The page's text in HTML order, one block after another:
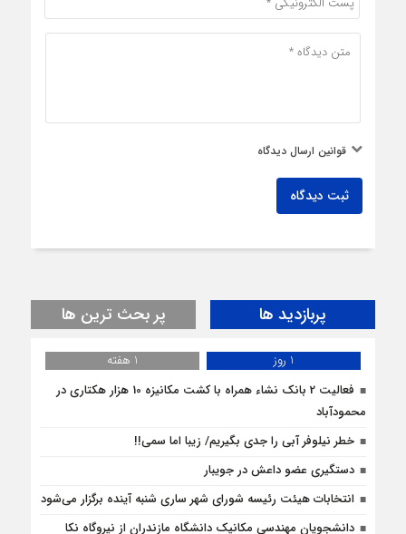
قوانین ارسال دیدگاه
ثبت دیدگاه
پربازدید ها پر بحث ترین ها
1 روز
1 هفته
فعالیت 2 بانک نشاء همراه با کشت مکانیزه 10 هزار هکتاری در
محمودآباد
خطر نیلوفر آبی را جدی بگیریم/ زیبا اما سمی!!
دستگیری عضو داعش در جویبار
انتخابات هیئت رئیسه شورای شهر ساری شنبه آینده برگزار می‌شود
دانشجویان مهندسی مکانیک دانشگاه مازندران از نيروگاه نکا